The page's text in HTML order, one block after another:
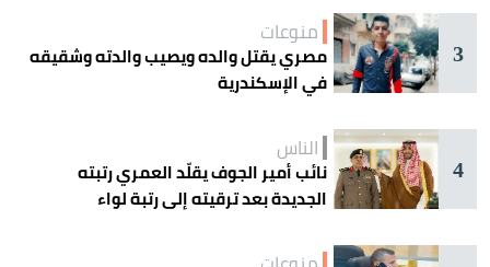
3
منوعات
مصري يقتل والده ويصيب والدته وشقيقه
في الإسكندرية
4
الناس
نائب أمير الجوف يقلّد العمري رتبته
الجديدة بعد ترقيته إلى رتبة لواء